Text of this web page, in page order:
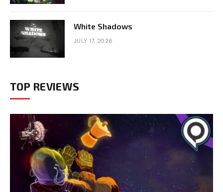
White Shadows
JULY 17, 2026
TOP REVIEWS